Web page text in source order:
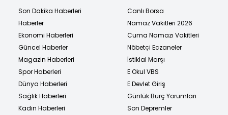
Son Dakika Haberleri
Haberler
Ekonomi Haberleri
Güncel Haberler
Magazin Haberleri
Spor Haberleri
Dünya Haberleri
Sağlık Haberleri
Kadın Haberleri
Canlı Borsa
Namaz Vakitleri 2026
Cuma Namazı Vakitleri
Nöbetçi Eczaneler
İstiklal Marşı
E Okul VBS
E Devlet Giriş
Günlük Burç Yorumları
Son Depremler